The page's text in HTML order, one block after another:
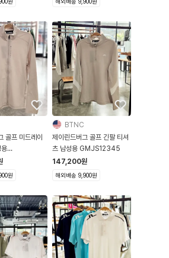
골프 미드레이
용
원
BTNC
제이린드버그 골프 긴팔 티셔
츠 남성용 GMJS12345
147,200원
해외배송 9,900원